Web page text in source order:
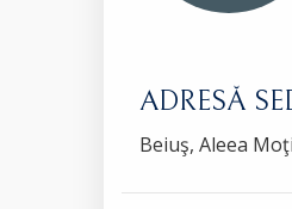
ADRESĂ
Beiuş, Aleea